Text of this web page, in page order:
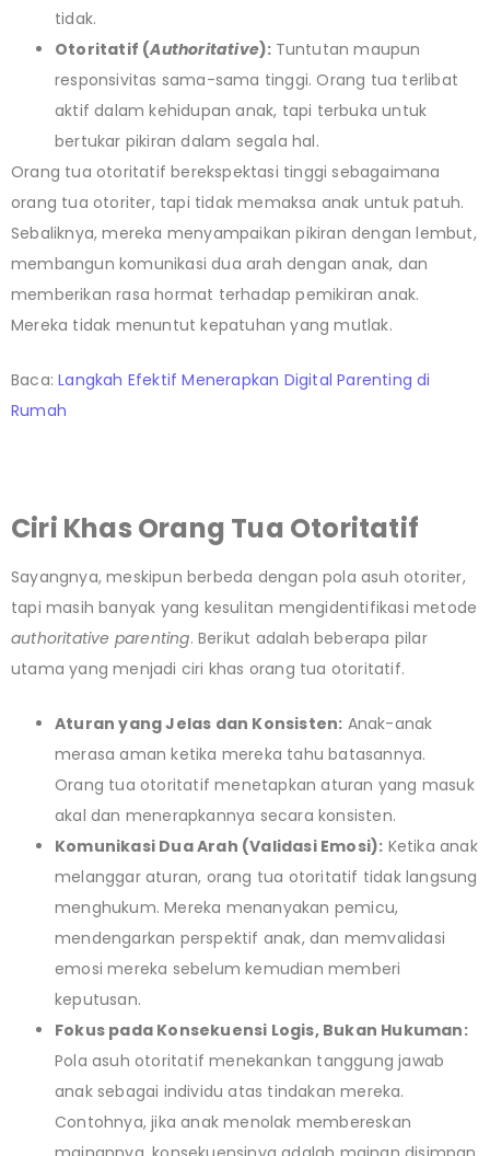
tidak.
Otoritatif (Authoritative): Tuntutan maupun
responsivitas sama-sama tinggi. Orang tua terlibat
aktif dalam kehidupan anak, tapi terbuka untuk
bertukar pikiran dalam segala hal.
Orang tua otoritatif berekspektasi tinggi sebagaimana
orang tua otoriter, tapi tidak memaksa anak untuk patuh.
Sebaliknya, mereka menyampaikan pikiran dengan lembut,
membangun komunikasi dua arah dengan anak, dan
memberikan rasa hormat terhadap pemikiran anak.
Mereka tidak menuntut kepatuhan yang mutlak.
Baca:Langkah Efektif Menerapkan Digital Parenting di
Rumah
Ciri Khas Orang Tua Otoritatif
Sayangnya, meskipun berbeda dengan pola asuh otoriter,
tapi masih banyak yang kesulitan mengidentifikasi metode
authoritative parenting. Berikut adalah beberapa pilar
utama yang menjadi ciri khas orang tua otoritatif.
Aturan yang Jelas dan Konsisten: Anak-anak
merasa aman ketika mereka tahu batasannya.
Orang tua otoritatif menetapkan aturan yang masuk
akal dan menerapkannya secara konsisten.
Komunikasi Dua Arah (Validasi Emosi): Ketika anak
melanggar aturan, orang tua otoritatif tidak langsung
menghukum. Mereka menanyakan pemicu,
mendengarkan perspektif anak, dan memvalidasi
emosi mereka sebelum kemudian memberi
keputusan.
Fokus pada Konsekuensi Logis, Bukan Hukuman:
Pola asuh otoritatif menekankan tanggung jawab
anak sebagai individu atas tindakan mereka.
Contohnya, jika anak menolak membereskan